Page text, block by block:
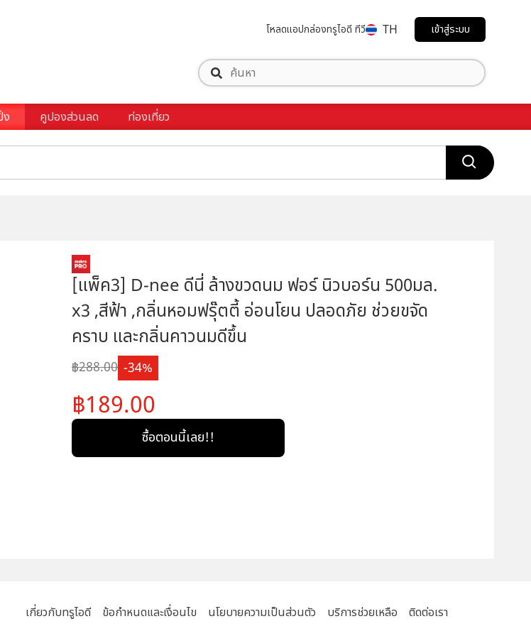
โหลดแอปกล่องทรูไอดี ทีวี TH เข้าสู่ระบบ
คูปองส่วนลด ท่องเที่ยว
[แพ็ค3] D-nee ดีนี่ ล้างขวดนม ฟอร์ นิวบอร์น 500มล.
x3 ,สีฟ้า ,กลิ่นหอมฟรุ๊ตตี้ อ่อนโยน ปลอดภัย ช่วยขจัด
คราบ และกลิ่นคาวนมดีขึ้น
288.00 34
189.00
ซื้อตอนนี้เลย!!
เกี่ยวกับทรูไอดี ข้อกำหนดและเงื่อนไข นโยบายความเป็นส่วนตัว บริการช่วยเหลือ ติดต่อเรา